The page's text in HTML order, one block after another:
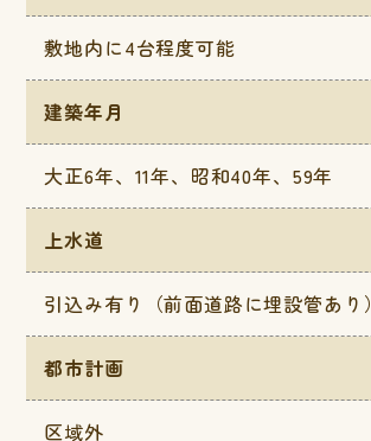
敷地内に4台程度可能
建築年月
大正6年、11年、昭和40年、59年
上水道
引込み有り（前面道路に埋設管あり）
都市計画
区域外